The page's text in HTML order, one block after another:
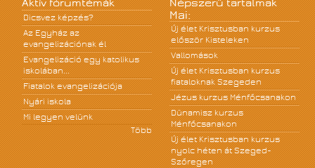
Aktív fórumtémák
Dicsvez képzés?
Az Egyház az
evangelizációnak él
Evangelizáció egy katolikus
iskolában...
Fiatalok evangelizációja
Nyári iskola
Mi legyen velünk
Több
Népszerű tartalmak
Mai:
Új élet Krisztusban kurzus
először Kisteleken
Vallomások
Új élet Krisztusban kurzus
fiataloknak Szegeden
Jézus kurzus Ménfőcsanakon
Dünamisz kurzus
Ménfőcsanakon
Új élet Krisztusban kurzus
nyolc héten át Szeged-
Szőregen